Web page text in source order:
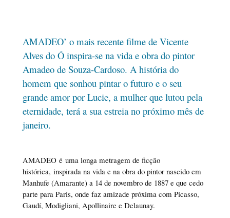
AMADEO’ o mais recente filme de Vicente
Alves do Ó inspira-se na vida e obra do pintor
Amadeo de Souza-Cardoso. A história do
homem que sonhou pintar o futuro e o seu
grande amor por Lucie, a mulher que lutou pela
eternidade, terá a sua estreia no próximo mês de
janeiro.
AMADEO é uma longa metragem de ficção
histórica, inspirada na vida e na obra do pintor nascido em
Manhufe (Amarante) a 14 de novembro de 1887 e que cedo
parte para Paris, onde faz amizade próxima com Picasso,
Gaudí, Modigliani, Apollinaire e Delaunay.